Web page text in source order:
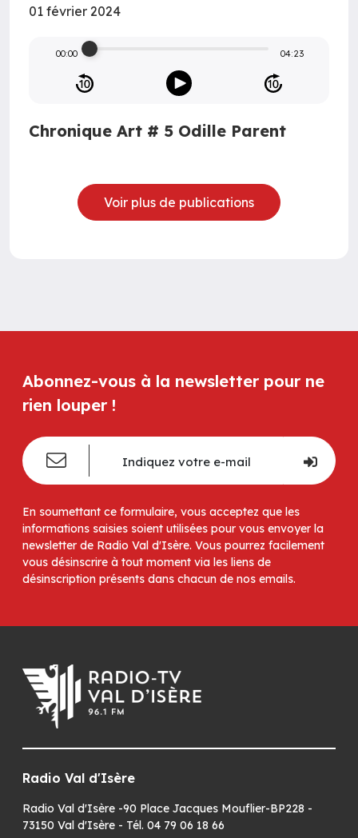
01 février 2024
00:00 04:23
Chronique Art # 5 Odille Parent
Voir plus de publications
Abonnez-vous à la newsletter pour ne
rien louper !
En soumettant ce formulaire, vous acceptez que les
informations saisies soient utilisées pour vous envoyer la
newsletter de Radio Val d'Isère. Vous pourrez facilement
vous désinscrire à tout moment via les liens de
désinscription présents dans chacun de nos emails.
Radio Val d'Isère
Radio Val d'Isère -90 Place Jacques Mouflier-BP228 -
73150 Val d'Isère - Tél. 04 79 06 18 66